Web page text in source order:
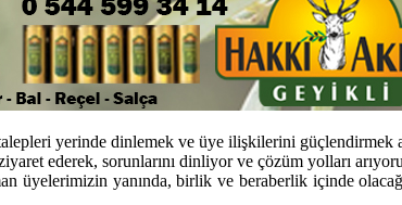
yerinde dinlemek ve üye ilişkilerini güçlendirmek
ederek, sorunlarını dinliyor ve çözüm yolları
üyelerimizin yanında, birlik ve beraberlik içinde